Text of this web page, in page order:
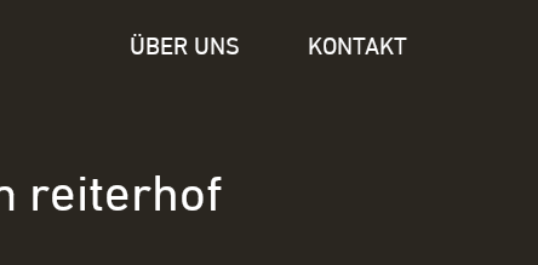
ÜBER UNS KONTAKT
reiterhof